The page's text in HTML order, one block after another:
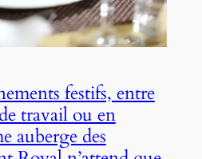
festifs, entre
travail ou en
auberge des